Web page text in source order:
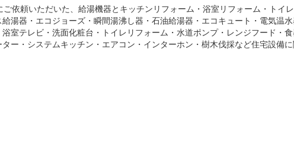
依頼いただいた、給湯機器とキッチンリフォーム・浴室リフォーム・トイ
湯器・エコジョーズ・瞬間湯沸し器・石油給湯器・エコキュート・電気温
室テレビ・洗面化粧台・トイレリフォーム・水道ポンプ・レンジフード・
ー・システムキッチン・エアコン・インターホン・樹木伐採など住宅設備